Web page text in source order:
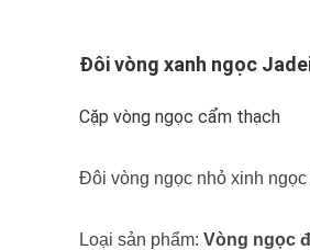
Đôi vòng xanh ngọc
Cặp vòng ngọc cẩm thạch
Đôi vòng ngọc nhỏ xinh
Loại sản phẩm: Vòng ngọc